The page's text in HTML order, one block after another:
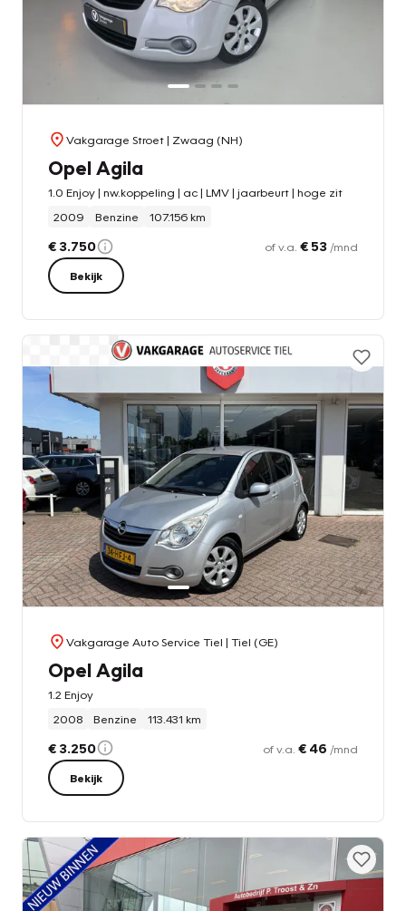
Vakgarage Stroet| Zwaag (NH)
Opel Agila
1.0 Enjoy | nw.koppeling | ac | LMV | jaarbeurt | hoge zit
2009
Benzine 107.156 km
€ 3.750 of v.a. € 53 /mnd
Bekijk
Vakgarage Auto Service Tiel | Tiel (GE)
Opel Agila
1.2 Enjoy
2008
Benzine 113.431 km
€ 3.250 of v.a. € 46 /mnd
Bekijk